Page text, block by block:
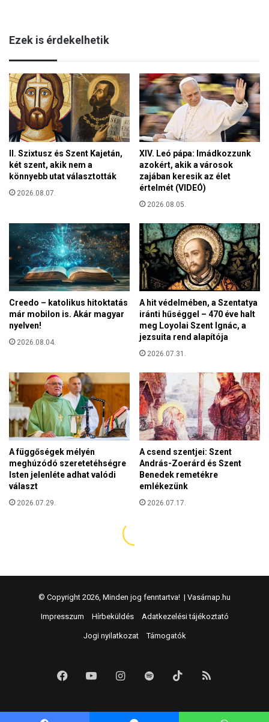
© Copyright 2026, Minden jog fenntartva! | Vasárnap.hu
Impresszum Hírbeküldés Adatkezelési tájékoztató
Jogi nyilatkozat Támogatók
FacebookYouTubeInstagram
Spotify TikTok